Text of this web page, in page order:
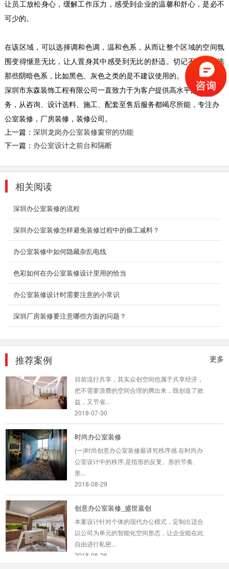
让员工放松身心，缓解工作压力，感受到企业的温馨和舒心，是必不
可少的。
在该区域，可以选择调和色调，温和色系，从而让整个区域的空间氛
围变得惬意无比，让人置身其中感受到无比的舒适。切记不要选择选
那些阴暗色系，比如黑色、灰色之类的是不建议使用的。
深圳市东森装饰工程有限公司一直致力于为客户提供高水平的装修服
务，从咨询、设计选料、施工、配套至售后服务都竭尽所能，专注办
公室装修，厂房装修，装修公司。
上一篇： 深圳龙岗办公室装修窗帘的功能
下一篇： 办公室设计之前台和隔断
相关阅读
深圳办公室装修的流程
深圳办公室装修怎样避免装修过程中的偷工减料？
办公室装修中如何隐藏杂乱电线
色彩如何在办公室装修设计里用的恰当
办公室装修设计时需要注意的小常识
深圳厂房装修要注意哪些方面的问题？
更多
推荐案例
深圳现代简约风格装修设计
深圳市东森装饰工程公司是一家有多年现代简约
风格装修设计经验的公司。我们随时有在建工地
供您...
2018-07-30
深圳工厂装修案例展示
2、深圳东森装饰是标准化成熟施工组织，大批
街道办公室工程装修案例
深圳装饰设计为什么要选深圳东森装饰公司？
量采购及...
园区厂房会客厅装修
其行业性质决定了它在办公室装修方面注定要与
光怪陆离的设计和色彩纷呈的搭配说再见。设计
师选择...
2018-08-29
目前流行共享，其实众创空间也属于共享经济，
把不需要浪费的空间合理的腾出来，既创造了效
益，又节省...
2018-07-30
时尚办公室装修
(一)时尚创意办公室装修最讲究秩序感 在时尚办
公室设计中的秩序,是指形的反复、形的节奏、
形...
2018-08-29
创意办公室装修_盛世嘉创
本案设计针对个体的现代办公模式，定制出适合
以公司为单元的智能化空间形态，让企业能在此
自由进行私密...
2018-06-26